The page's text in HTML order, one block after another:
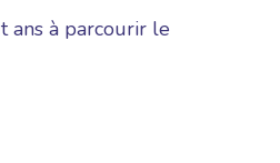
ans à parcourir le